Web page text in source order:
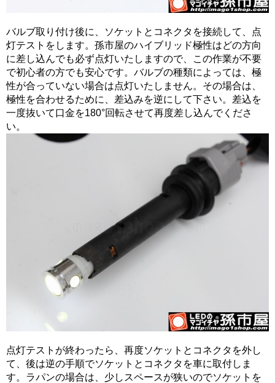
バルブ取り付け後に、ソケットとコネクタを接続して、点
灯テストをします。孫市屋のハイブリッド極性はどの方向
に差し込んでも必ず点灯いたしますので、この作業が不要
で初心者の方でも安心です。バルブの種類によっては、極
性が合っていない場合は点灯いたしません。その場合は、
極性を合わせるために、差込みを逆にして下さい。差込を
一度抜いて口金を180°回転させて再度差し込んでくださ
い。
点灯テストが終わったら、再度ソケットとコネクタを外し
て、後は逆の手順でソケットとコネクタを車に取付しま
す。ラパンの場合は、少しスペースが狭いのでソケットを